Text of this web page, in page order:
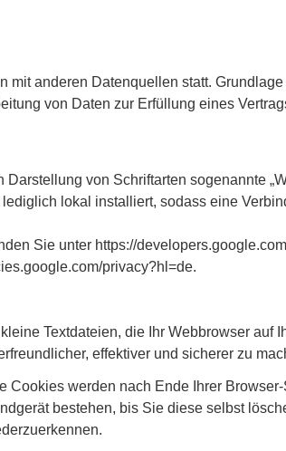
mit anderen Datenquellen statt.
von Daten zur Erfüllung eines
von Schriftarten sogenannte
lokal installiert, sodass eine
Sie unter https://
privacy?hl=de.
Textdateien, die Ihr Webbrowser auf
effektiver und sicherer zu
Cookies werden nach Ende Ihrer
bestehen, bis Sie diese selbst